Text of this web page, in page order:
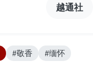
越通社
#敬香
#缅怀